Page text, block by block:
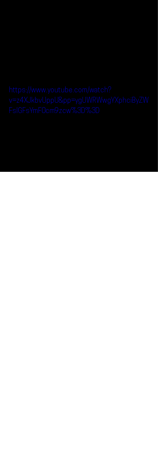
https://www.youtube.com/watch?
v=z4XJkbvUppU&pp=ygUWRWwgYXphciByZW
FsIGFsYmF0cm9zcw%3D%3D